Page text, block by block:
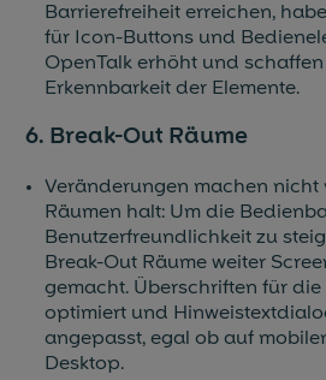
Barrierefreiheit erreichen,
für Icon-Buttons und
OpenTalk erhöht und
Erkennbarkeit der Elemente.
6. Break-Out Räume
Veränderungen machen nicht
Räumen halt: Um die
Benutzerfreundlichkeit zu
Break-Out Räume weiter
gemacht. Überschriften für die
optimiert und
angepasst, egal ob auf
Desktop.